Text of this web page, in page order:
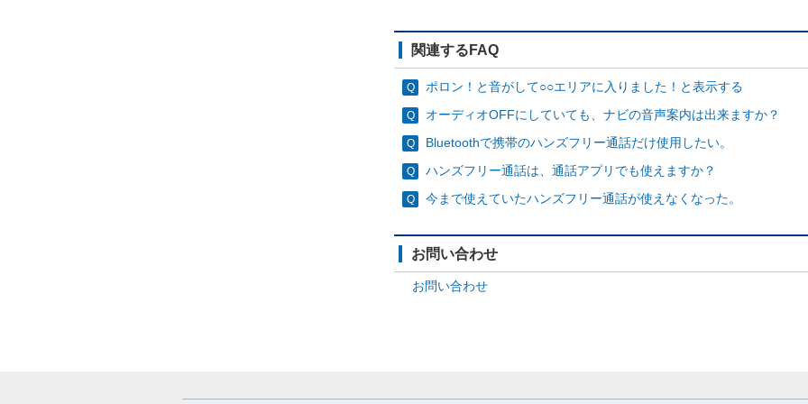
関連するFAQ
ポロン！と音がして○○エリアに入りました！と表示する
オーディオOFFにしていても、ナビの音声案内は出来ますか？
Bluetoothで携帯のハンズフリー通話だけ使用したい。
ハンズフリー通話は、通話アプリでも使えますか？
今まで使えていたハンズフリー通話が使えなくなった。
お問い合わせ
お問い合わせ